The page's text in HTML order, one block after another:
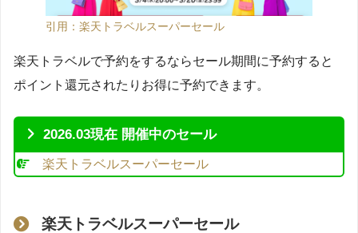
引用：楽天トラベルスーパーセール
楽天トラベルで予約をするならセール期間に予約すると
ポイント還元されたりお得に予約できます。
2026.03現在 開催中のセール
楽天トラベルスーパーセール
楽天トラベルスーパーセール